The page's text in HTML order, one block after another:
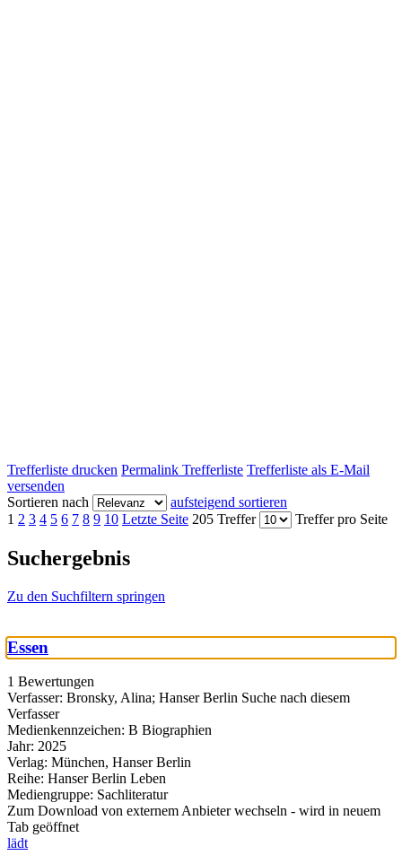
Trefferliste drucken Permalink Trefferliste Trefferliste als E-Mail
versenden
Sortieren nach
aufsteigend sortieren
1 2 3 4 5 6 7 8 9 10 Letzte Seite 205 Treffer Treffer pro Seite
Suchergebnis
Zu den Suchfiltern springen
Essen
1 Bewertungen
Verfasser: Bronsky, Alina; Hanser Berlin Suche nach diesem
Verfasser
Medienkennzeichen: B Biographien
Jahr: 2025
Verlag: München, Hanser Berlin
Reihe: Hanser Berlin Leben
Mediengruppe: Sachliteratur
Zum Download von externem Anbieter wechseln - wird in neuem
Tab geöffnet
lädt